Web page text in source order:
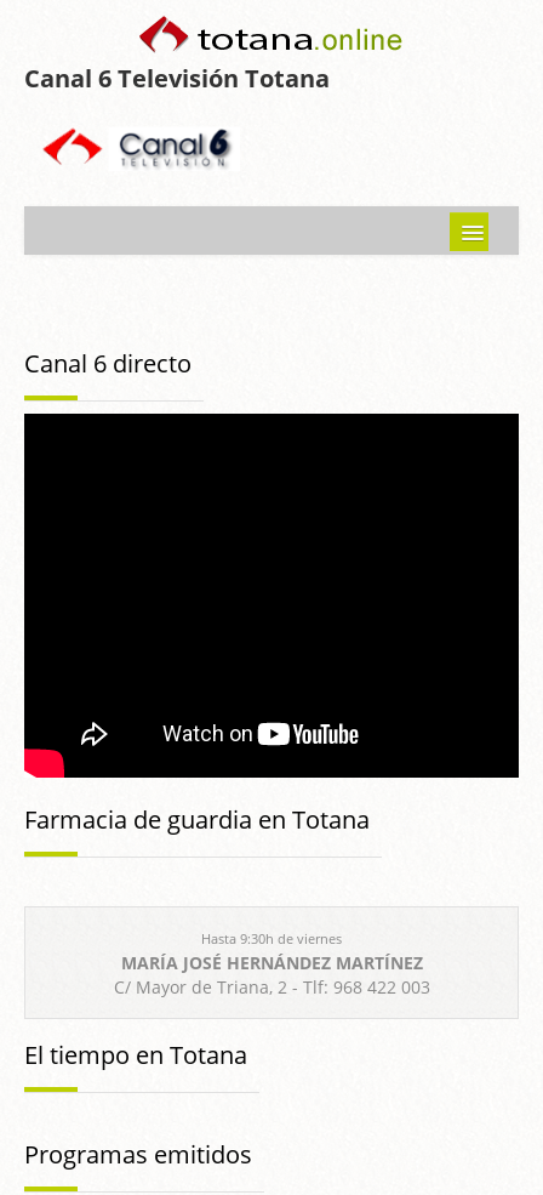
Canal 6 Televisión Totana
Programas emitidos
Programas emitidos
Canal 6 directo
Farmacia de guardia en Totana
Hasta 9:30h de viernes
MARÍA JOSÉ HERNÁNDEZ MARTÍNEZ
C/ Mayor de Triana, 2 - Tlf: 968 422 003
El tiempo en Totana